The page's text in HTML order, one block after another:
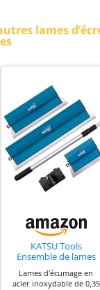
cm pour
une
lisser les
sèches, le
plafond.
lames
KATSU Tools
Ensemble de lames
d'écrémage pour
cloisons sèches,
Lames d'écumage en
acier inoxydable de 0,35